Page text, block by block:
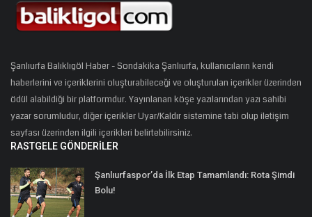
Şanlıurfa Balıklıgöl Haber - Sondakika Şanlıurfa, kullanıcıların kendi
haberlerini ve içeriklerini oluşturabileceği ve oluşturulan içerikler üzerinden
ödül alabildiği bir platformdur. Yayınlanan köşe yazılarından yazı sahibi
yazar sorumludur, diğer içerikler Uyar/Kaldır sistemine tabi olup iletişim
sayfası üzerinden ilgili içerikleri belirtebilirsiniz.
RASTGELE GÖNDERILER
Şanlıurfaspor’da İlk Etap Tamamlandı: Rota Şimdi
Bolu!